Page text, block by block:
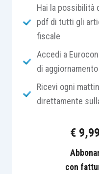
Sul significato della
del quadro RQ
l’adempimento ha
costitutiva
ricordato la circolare
perfezionamento
versamento della
la rivalutazione dei
agevolata degli
perfezionamento
Hai la possibilità
pdf di tutti gli
fiscale
Accedi a
di
Ricevi ogni
direttamente
€ 9,99
con